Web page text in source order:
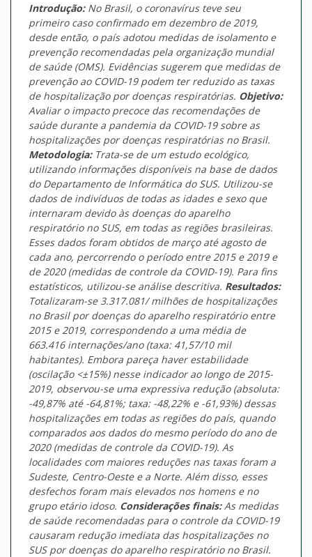
Introdução:No Brasil, o coronavírus teve seu
primeiro caso confirmado em dezembro de 2019,
desde então, o país adotou medidas de isolamento e
prevenção recomendadas pela organização mundial
de saúde (OMS). Evidências sugerem que medidas de
prevenção ao COVID-19 podem ter reduzido as taxas
de hospitalização por doenças respiratórias. Objetivo:
Avaliar o impacto precoce das recomendações de
saúde durante a pandemia da COVID-19 sobre as
hospitalizações por doenças respiratórias no Brasil.
Metodologia:Trata-se de um estudo ecológico,
utilizando informações disponíveis na base de dados
do Departamento de Informática do SUS. Utilizou-se
dados de indivíduos de todas as idades e sexo que
internaram devido às doenças do aparelho
respiratório no SUS, em todas as regiões brasileiras.
Esses dados foram obtidos de março até agosto de
cada ano, percorrendo o período entre 2015 e 2019 e
de 2020 (medidas de controle da COVID-19). Para fins
estatísticos, utilizou-se análise descritiva. Resultados:
Totalizaram-se 3.317.081/ milhões de hospitalizações
no Brasil por doenças do aparelho respiratório entre
2015 e 2019, correspondendo a uma média de
663.416 internações/ano (taxa: 41,57/10 mil
habitantes). Embora pareça haver estabilidade
(oscilação <±15%) nesse indicador ao longo de 2015-
2019, observou-se uma expressiva redução (absoluta:
-49,87% até -64,81%; taxa: -48,22% e -61,93%) dessas
hospitalizações em todas as regiões do país, quando
comparados aos dados do mesmo período do ano de
2020 (medidas de controle da COVID-19). As
localidades com maiores reduções nas taxas foram a
Sudeste, Centro-Oeste e a Norte. Além disso, esses
desfechos foram mais elevados nos homens e no
grupo etário idoso. Considerações finais:As medidas
de saúde recomendadas para o controle da COVID-19
causaram redução imediata das hospitalizações no
SUS por doenças do aparelho respiratório no Brasil.